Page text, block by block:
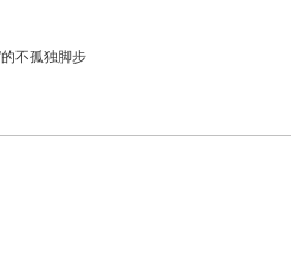
不孤独脚步